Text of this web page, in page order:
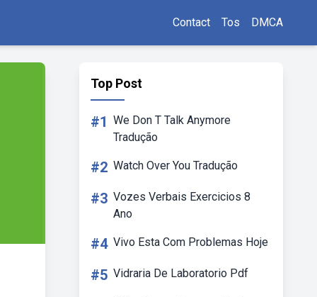
Contact Tos DMCA
Top Post
#1 We Don T Talk Anymore
Tradução
#2 Watch Over You Tradução
#3 Vozes Verbais Exercicios 8
Ano
#4 Vivo Esta Com Problemas Hoje
#5 Vidraria De Laboratorio Pdf